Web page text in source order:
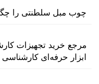
چوب مبل سلطنتی را
مرجع خرید تجهیزات
ابزار حرفه‌ای کارشناسی